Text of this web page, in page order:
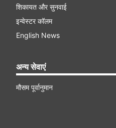
शिकायत और सुनवाई
इन्वेस्टर कॉलम
English News
अन्य सेवाएं
मौसम पूर्वानुमान